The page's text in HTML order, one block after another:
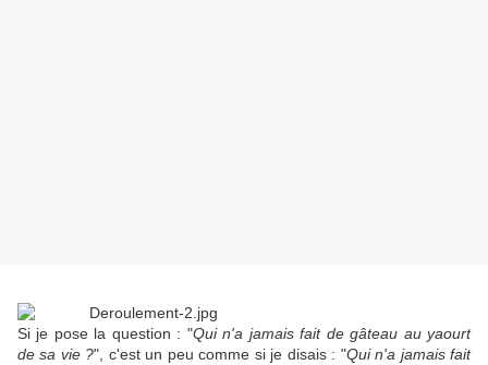
Si je pose la question : "Qui n'a jamais fait de gâteau au yaourt
de sa vie ?", c'est un peu comme si je disais : "Qui n'a jamais fait